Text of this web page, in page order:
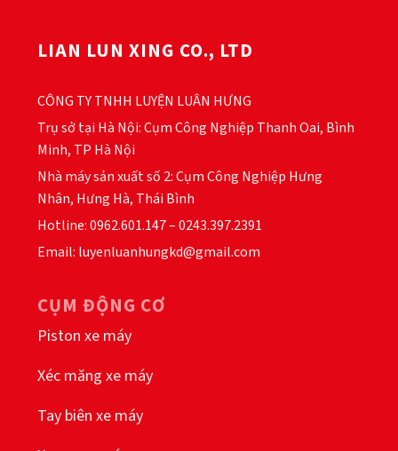
chọn
trên
trang
phẩm
có
chọn
trên
phẩm
LIAN LUN XING CO., LTD
CÔNG TY TNHH LUYỆN LUÂN HƯNG
Trụ sở tại Hà Nội: Cụm Công Nghiệp Thanh Oai, Bình
Minh, TP Hà Nội
Nhà máy sản xuất số 2: Cụm Công Nghiệp Hưng
Nhân, Hưng Hà, Thái Bình
Hotline: 0962.601.147 – 0243.397.2391
Email: luyenluanhungkd@gmail.com
CỤM ĐỘNG CƠ
Piston xe máy
Xéc măng xe máy
Tay biên xe máy